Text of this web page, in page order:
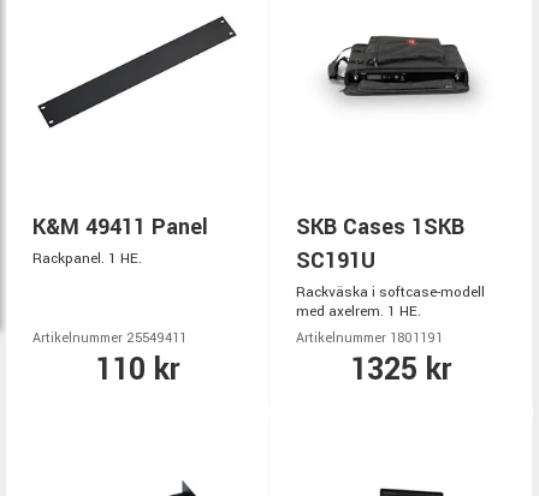
K&M 49411 Panel
Rackpanel. 1 HE.
Artikelnummer 25549411
110 kr
SKB Cases 1SKB
SC191U
Rackväska i softcase-modell
med axelrem. 1 HE.
Artikelnummer 1801191
1325 kr